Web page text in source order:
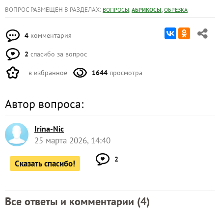
ВОПРОС РАЗМЕЩЕН В РАЗДЕЛАХ: ВОПРОСЫ, АБРИКОСЫ, ОБРЕЗКА
4 комментария
2 спасибо за вопрос
в избранное 1644 просмотра
Автор вопроса:
Irina-Nic
25 марта 2026, 14:40
Сказать спасибо! 2
Все ответы и комментарии (4)